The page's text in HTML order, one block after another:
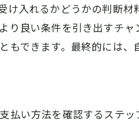
け入れるかどうかの判断
り良い条件を引き出すチ
もできます。最終的には
払い方法を確認するステ